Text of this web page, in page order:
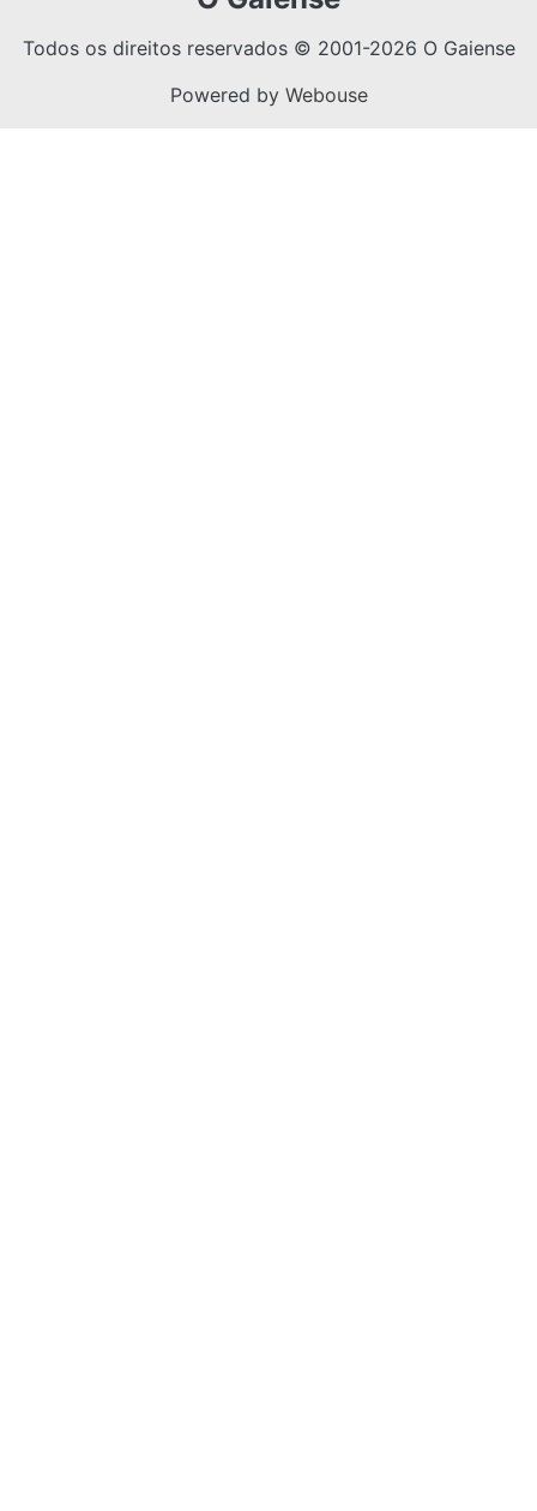
Todos os direitos reservados © 2001-2026 O Gaiense
Powered by Webouse